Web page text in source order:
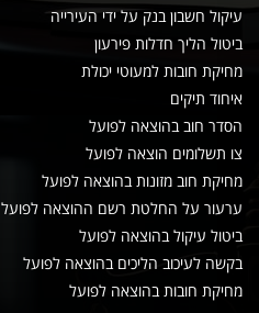
עיקול חשבון בנק על ידי העירייה
ביטול הליך חדלות פירעון
מחיקת חובות למעוטי יכולת
איחוד תיקים
הסדר חוב בהוצאה לפועל
צו תשלומים הוצאה לפועל
מחיקת חוב מזונות בהוצאה לפועל
ערעור על החלטת רשם ההוצאה לפועל
ביטול עיקול בהוצאה לפועל
בקשה לעיכוב הליכים בהוצאה לפועל
מחיקת חובות בהוצאה לפועל